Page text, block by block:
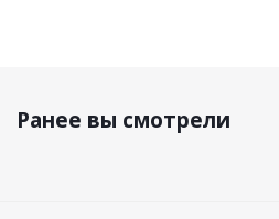
Ранее вы смотрели